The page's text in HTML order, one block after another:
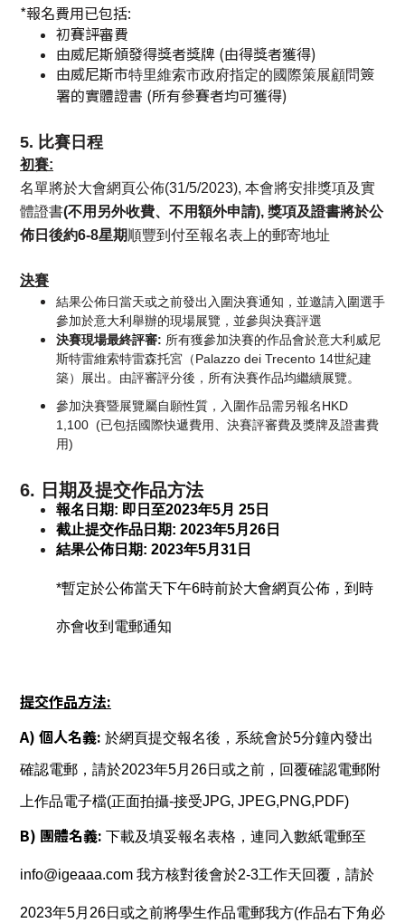
*報名費用已包括:
初賽評審費
由威尼斯頒發得獎者獎牌 (由得獎者獲得)
由威尼斯市特里維索市政府指定的國際策展顧問簽
署的實體證書 (所有參賽者均可獲得)
5. 比賽日程
初賽:
名單將於大會網頁公佈(31/5/2023), 本會將安排獎項及實
體證書(不用另外收費、不用額外申請), 獎項及證書將於公
佈日後約6-8星期順豐到付至報名表上的郵寄地址
決賽
結果公佈日當天或之前發出入圍決賽通知 ， 並邀請入圍選手
參加於意大利舉辦的現場展覽，並參與決賽評選
決賽現場最終評審: 所有獲參加決賽的作品會於意大利威尼
斯特雷維索特雷森托宮（Palazzo dei Trecento 14世紀建
築）展出。由評審評分後，所有決賽作品均繼續展覽。
參加決賽暨展覽屬自願性質，入圍作品需另報名HKD
1,100 (已包括國際快遞費用、決賽評審費及獎牌及證書費
用)
6. 日期及提交作品方法
報名日期: 即日至2023年5月 25日
截止提交作品日期: 2023年5月26日
​結果公佈日期: 2023年5月31日
*暫定於公佈當天下午6時前於大會網頁公佈，到時
亦會收到電郵通知
提交作品方法:
A) 個人名義: 於網頁提交報名後，系統會於5分鐘內發出
確認電郵，請於2023年5月26日或之前，回覆確認電郵附
上作品電子檔(正面拍攝-接受JPG, JPEG,PNG,PDF)
​B) 團體名義: 下載及填妥報名表格，連同入數紙電郵至
info@igeaaa.com 我方核對後會於2-3工作天回覆，請於
2023年5月26日或之前將學生作品電郵我方(作品右下角必